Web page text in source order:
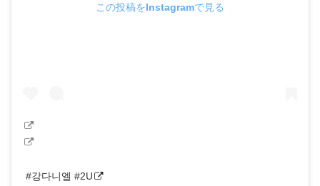
この投稿をInstagramで見る
#강다니엘 #2U